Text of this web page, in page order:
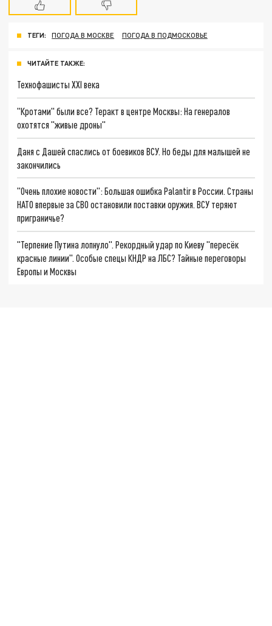
ТЕГИ: ПОГОДА В МОСКВЕ ПОГОДА В ПОДМОСКОВЬЕ
ЧИТАЙТЕ ТАКЖЕ:
Технофашисты XXI века
"Кротами" были все? Теракт в центре Москвы: На генералов
охотятся "живые дроны"
Даня с Дашей спаслись от боевиков ВСУ. Но беды для малышей не
закончились
"Очень плохие новости": Большая ошибка Palantir в России. Страны
НАТО впервые за СВО остановили поставки оружия. ВСУ теряют
приграничье?
"Терпение Путина лопнуло". Рекордный удар по Киеву "пересёк
красные линии". Особые спецы КНДР на ЛБС? Тайные переговоры
Европы и Москвы